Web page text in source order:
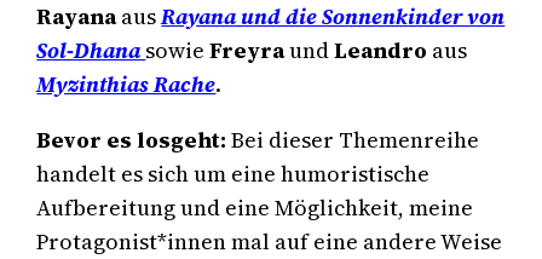
RayanaausRayana und die Sonnenkinder von
Sol-DhanasowieFreyraundLeandro aus
Myzinthias Rache.
Bevor es losgeht: Bei dieser Themenreihe
handelt es sich um eine humoristische
Aufbereitung und eine Möglichkeit, meine
Protagonist*innen mal auf eine andere Weise